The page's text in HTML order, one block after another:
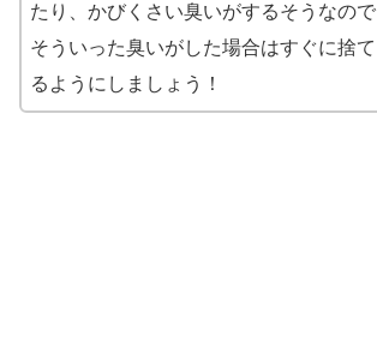
たり、かびくさい臭いがするそうなので
そういった臭いがした場合はすぐに捨て
るようにしましょう！